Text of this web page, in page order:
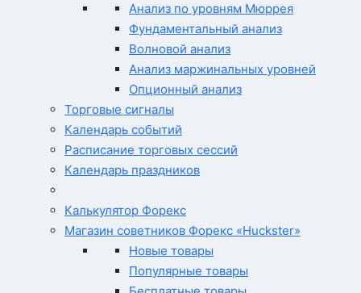
Анализ по уровням Мюррея
Фундаментальный анализ
Волновой анализ
Анализ маржинальных уровней
Опционный анализ
Торговые сигналы
Календарь событий
Расписание торговых сессий
Календарь праздников
Калькулятор Форекс
Магазин советников Форекс «Huckster»
Новые товары
Популярные товары